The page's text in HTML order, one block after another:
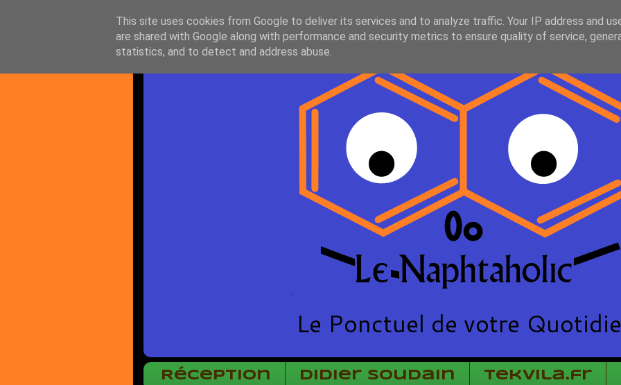
Le Ponctuel de votre
Réception Didier Soudain TekVila.fr
This site uses cookies from Google to deliver its services and to analyze traffic. Your IP address and
are shared with Google along with performance and security metrics to ensure quality of service,
statistics, and to detect and address abuse.